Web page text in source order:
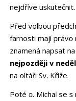
nejdříve uskutečnit.
Před volbou
farnosti mají právo
znamená napsat
nejpozději v
na oltáři Sv. Kříže.
Poté o. Michal se